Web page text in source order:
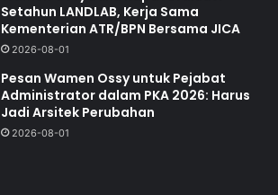
Setahun LANDLAB, Kerja Sama
Kementerian ATR/BPN Bersama JICA
2026-08-01
Pesan Wamen Ossy untuk Pejabat
Administrator dalam PKA 2026: Harus
Jadi Arsitek Perubahan
2026-08-01